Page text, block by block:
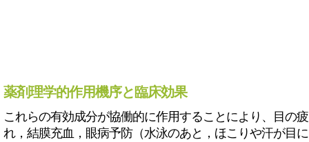
薬剤理学的作用機序と臨床効果
これらの有効成分が協働的に作用することにより、目の疲
れ，結膜充血，眼病予防（水泳のあと，ほこりや汗が目に